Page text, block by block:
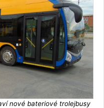
nové bateriové trolejbusy